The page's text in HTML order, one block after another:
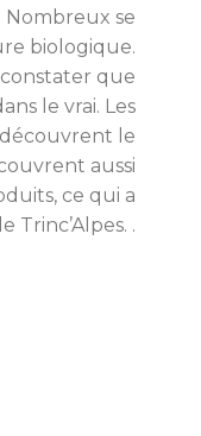
se
biologique.
que
le vrai. Les
le
aussi
ce qui a
Trinc’Alpes. .